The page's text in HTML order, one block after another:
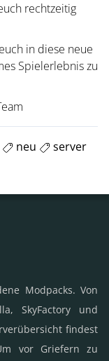
rechtzeitig
in diese neue
Spielerlebnis zu
neu
server
Modpacks. Von
SkyFactory und
findest
vor Griefern zu